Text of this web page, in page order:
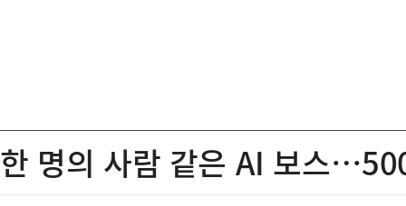
한 명의 사람 같은 AI 보스